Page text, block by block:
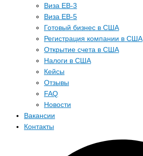
Виза EB-3
Виза EB-5
Готовый бизнес в США
Регистрация компании в США
Открытие счета в США
Налоги в США
Кейсы
Отзывы
FAQ
Новости
Вакансии
Контакты